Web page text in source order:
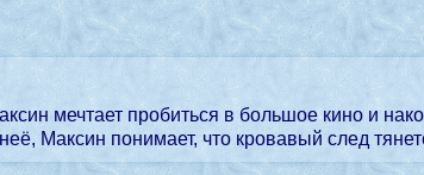
мечтает пробиться в большое кино и
Максин понимает, что кровавый след